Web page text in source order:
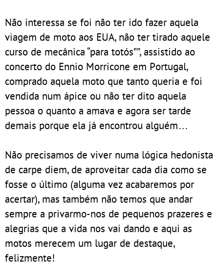
Não interessa se foi não ter ido fazer aquela
viagem de moto aos EUA, não ter tirado aquele
curso de mecânica “para totós””, assistido ao
concerto do Ennio Morricone em Portugal,
comprado aquela moto que tanto queria e foi
vendida num ápice ou não ter dito aquela
pessoa o quanto a amava e agora ser tarde
demais porque ela já encontrou alguém…
Não precisamos de viver numa lógica hedonista
de carpe diem, de aproveitar cada dia como se
fosse o último (alguma vez acabaremos por
acertar), mas também não temos que andar
sempre a privarmo-nos de pequenos prazeres e
alegrias que a vida nos vai dando e aqui as
motos merecem um lugar de destaque,
felizmente!